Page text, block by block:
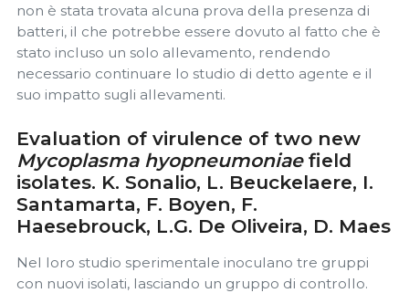
non è stata trovata alcuna prova della presenza di
batteri, il che potrebbe essere dovuto al fatto che è
stato incluso un solo allevamento, rendendo
necessario continuare lo studio di detto agente e il
suo impatto sugli allevamenti.
Evaluation of virulence of two new
Mycoplasma hyopneumoniaefield
isolates. K. Sonalio, L. Beuckelaere, I.
Santamarta, F. Boyen, F.
Haesebrouck, L.G. De Oliveira, D. Maes
Nel loro studio sperimentale inoculano tre gruppi
con nuovi isolati, lasciando un gruppo di controllo.